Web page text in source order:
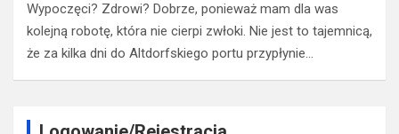
Wypoczęci? Zdrowi? Dobrze, ponieważ mam dla was
kolejną robotę, która nie cierpi zwłoki. Nie jest to tajemnicą,
że za kilka dni do Altdorfskiego portu przypłynie…